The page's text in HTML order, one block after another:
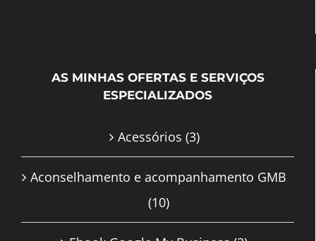
AS MINHAS OFERTAS E SERVIÇOS
ESPECIALIZADOS
Acessórios (3)
Aconselhamento e acompanhamento GMB
(10)